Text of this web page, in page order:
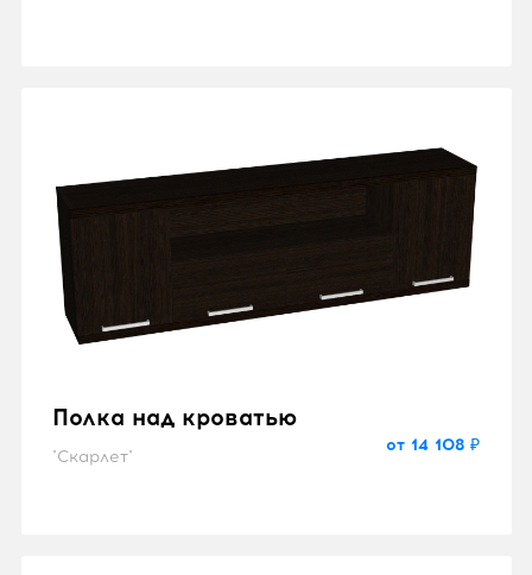
Полка над кроватью
"Скарлет"
от 14 108 ₽